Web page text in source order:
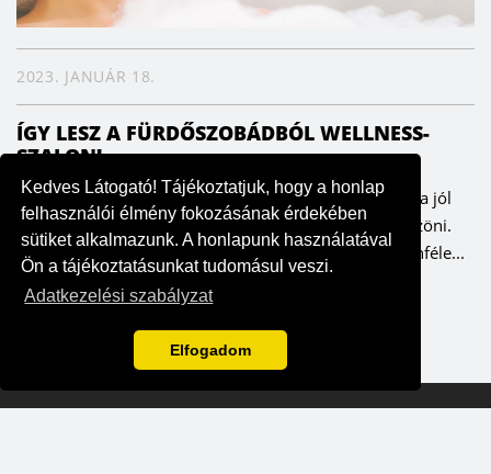
Kedves Látogató! Tájékoztatjuk, hogy a honlap
felhasználói élmény fokozásának érdekében
sütiket alkalmazunk. A honlapunk használatával
Ön a tájékoztatásunkat tudomásul veszi.
Adatkezelési szabályzat
Elfogadom
2023. JANUÁR 18.
ÍGY LESZ A FÜRDŐSZOBÁDBÓL WELLNESS-
SZALON!
Minden nap tökéletes masszázsélményt kaphatunk, ha jól
választunk – ezt pedig a testünk és lelkünk is megköszöni.
Már az ókori Rómában nagy hagyománya volt a különféle...